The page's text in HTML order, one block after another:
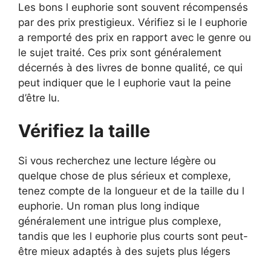
Les bons l euphorie sont souvent récompensés
par des prix prestigieux. Vérifiez si le l euphorie
a remporté des prix en rapport avec le genre ou
le sujet traité. Ces prix sont généralement
décernés à des livres de bonne qualité, ce qui
peut indiquer que le l euphorie vaut la peine
d’être lu.
Vérifiez la taille
Si vous recherchez une lecture légère ou
quelque chose de plus sérieux et complexe,
tenez compte de la longueur et de la taille du l
euphorie. Un roman plus long indique
généralement une intrigue plus complexe,
tandis que les l euphorie plus courts sont peut-
être mieux adaptés à des sujets plus légers